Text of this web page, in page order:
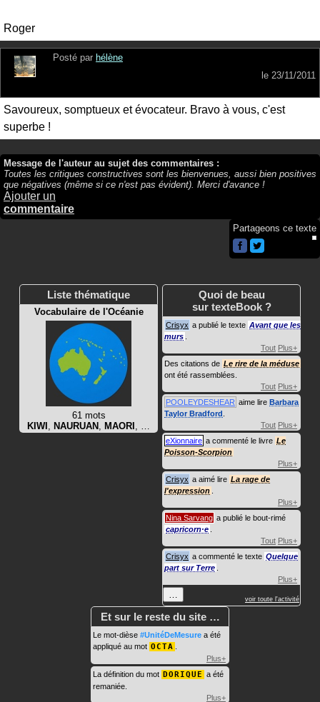
Roger
Posté par hélène
le 23/11/2011
Savoureux, somptueux et évocateur. Bravo à vous, c'est
superbe !
Message de l'auteur au sujet des commentaires :
Toutes les critiques constructives sont les bienvenues, aussi bien positives
que négatives (même si ce n'est pas évident). Merci d'avance !
Ajouter un
commentaire
Partageons ce texte
Liste thématique
Vocabulaire de l'Océanie
61 mots
KIWI , NAURUAN , MAORI , …
Quoi de beau
sur texteBook ?
Crisyx a publié le texte Avant que les
murs
Tout Plus+
Des citations de Le rire de la méduse
ont été rassemblées.
Tout Plus+
POOLEYDESHEAR aime lire Barbara
Taylor Bradford
Tout Plus+
eXionnaire a commenté le livre Le
Poisson-Scorpion
Plus+
Crisyx a aimé lire La rage de
l'expression
Plus+
Nina Sarvang a publié le bout-rimé
capricorn·e
Tout Plus+
Crisyx a commenté le texte Quelque
part sur Terre
Plus+
… voir toute l'activité
Et sur le reste du site …
Le mot-dièse #UnitéDeMesure a été
appliqué au mot OCTA
Plus+
La définition du mot DORIQUE a été
remaniée.
Plus+